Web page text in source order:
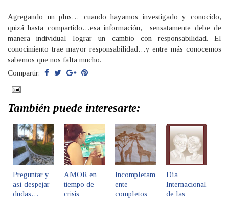
Agregando un plus… cuando hayamos investigado y conocido,
quizá hasta compartido…esa información, sensatamente debe de
manera individual lograr un cambio con responsabilidad. El
conocimiento trae mayor responsabilidad…y entre más conocemos
sabemos que nos falta mucho.
Compartir:
También puede interesarte:
Preguntar y
así despejar
dudas…
AMOR en
tiempo de
crisis
Incompletam
ente
completos
Día
Internacional
de las